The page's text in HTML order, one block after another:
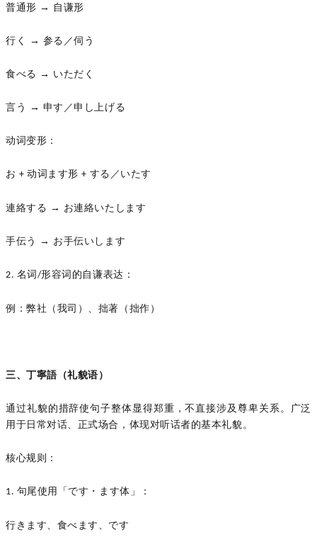
普通形 → 自谦形
行く → 参る／伺う
食べる → いただく
言う → 申す／申し上げる
动词变形：
お +动词ます形+ する／いたす
連絡する → お連絡いたします
手伝う → お手伝いします
2. 名词 /形容词的自谦表达：
例 ：弊社（我司）、拙著（拙作）
三、丁寧語（礼貌语）
通过礼貌的措辞使句子整体显得郑重，不直接涉及尊卑关系。广泛
用于日常对话、正式场合，体现对听话者的基本礼貌。
核心规则：
1. 句尾使用「です・ます体」：
行きます、食べます、です